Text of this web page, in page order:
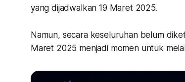
yang dijadwalkan 19 Maret 2025.
Namun, secara keseluruhan belum
Maret 2025 menjadi momen untuk